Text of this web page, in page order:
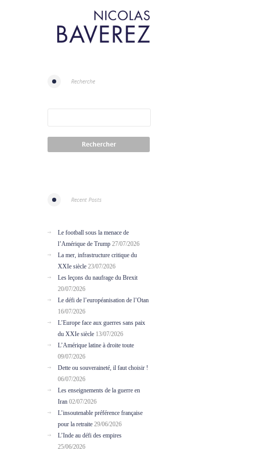
Recherche
Recent Posts
Le football sous la menace de
l’Amérique de Trump 27/07/2026
La mer, infrastructure critique du
XXIe siècle 23/07/2026
Les leçons du naufrage du Brexit
20/07/2026
Le défi de l’européanisation de l’Otan
16/07/2026
L’Europe face aux guerres sans paix
du XXIe siècle 13/07/2026
L’Amérique latine à droite toute
09/07/2026
Dette ou souveraineté, il faut choisir !
06/07/2026
Les enseignements de la guerre en
Iran 02/07/2026
L’insoutenable préférence française
pour la retraite 29/06/2026
L’Inde au défi des empires
25/06/2026